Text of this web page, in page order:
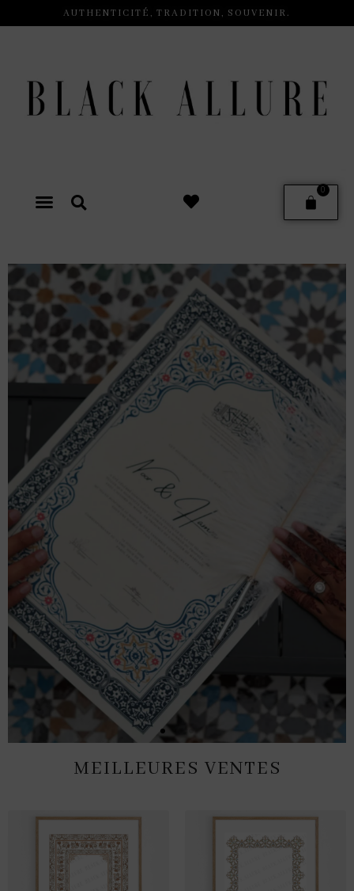
AUTHENTICITÉ, TRADITION, SOUVENIR.
0
CERTIFICATS DE
MARIAGE
MEILLEURES VENTES